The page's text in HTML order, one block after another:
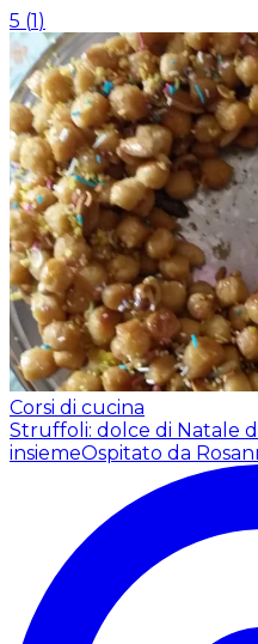
5 (1 )
Corsi di cucina
Struffoli: dolce di Natale
insiemeOspitato da